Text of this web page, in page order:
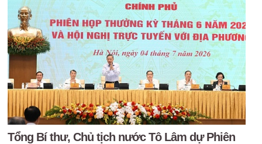
Tổng Bí thư, Chủ tịch nước Tô Lâm dự Phiên